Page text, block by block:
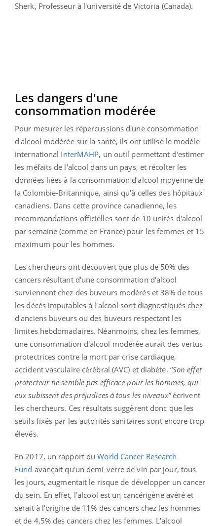
Sherk, Professeur à l'université de Victoria (Canada).
Les dangers d'une
consommation modérée
Pour mesurer les répercussions d'une consommation
d'alcool modérée sur la santé, ils ont utilisé le modèle
international InterMAHP, un outil permettant d'estimer
les méfaits de l'alcool dans un pays, et récolter les
données liées à la consommation d'alcool moyenne de
la Colombie-Britannique, ainsi qu'à celles des hôpitaux
canadiens. Dans cette province canadienne, les
recommandations officielles sont de 10 unités d'alcool
par semaine (comme en France) pour les femmes et 15
maximum pour les hommes.
Les chercheurs ont découvert que plus de 50% des
cancers résultant d'une consommation d'alcool
surviennent chez des buveurs modérés et 38% de tous
les décès imputables à l'alcool sont diagnostiqués chez
d'anciens buveurs ou des buveurs respectant les
limites hebdomadaires. Néanmoins, chez les femmes,
une consommation d'alcool modérée aurait des vertus
protectrices contre la mort par crise cardiaque,
accident vasculaire cérébral (AVC) et diabète. “Son ​​effet
protecteur ne semble pas efficace pour les hommes, qui
eux subissent des préjudices à tous les niveaux”écrivent
les chercheurs. Ces résultats suggèrent donc que les
seuils fixés par les autorités sanitaires sont encore trop
élevés.
En 2017, un rapport duWorld Cancer Research
Fund avançait qu'un demi-verre de vin par jour, tous
les jours, augmentait le risque de développer un cancer
du sein. En effet, l'alcool est un cancérigène avéré et
serait à l'origine de 11% des cancers chez les hommes
et de 4,5% des cancers chez les femmes. L'alcool